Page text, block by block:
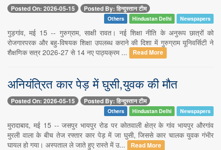
Posted On: 2026-05-15 Posted By: हिन्दुस्तान टीम
Others Hindustan Delhi Newspapers
गुड़गांव, मई 15 -- गुरुग्राम, साक्षी रावत। नई शिक्षा नीति के अनुरूप छात्रों को
रोजगारपरक और बहु-विषयक शिक्षा उपलब्ध कराने की दिशा में गुरुग्राम यूनिवर्सिटी ने
शैक्षणिक सत्र 2026-27 से 14 नए पाठ्यक्रम ...
Read More
अनियंत्रित कार पेड़ में घुसी,युवक की मौत
Posted On: 2026-05-15 Posted By: हिन्दुस्तान टीम
Others Hindustan Delhi Newspapers
मुरादाबाद, मई 15 -- जसपुर भायपुर रोड पर कोतवाली क्षेत्र के गांव भायपुर औरगांव
मुरली वाला के बीच तेज रफ्तार कार पेड़ में जा घुसी, जिससे कार चालक युवक गंभीर
घायल हो गया। अस्पताल ले जाते हुए रास्ते में उ...
Read More